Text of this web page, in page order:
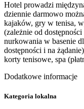
Hotel prowadzi
dziennie darmowo
kajaków, gry w tenisa,
(zależnie od
nurkowania w basenie
dostępności i na
korty tenisowe, spa
Dodatkowe informacje
Kategoria lokalna